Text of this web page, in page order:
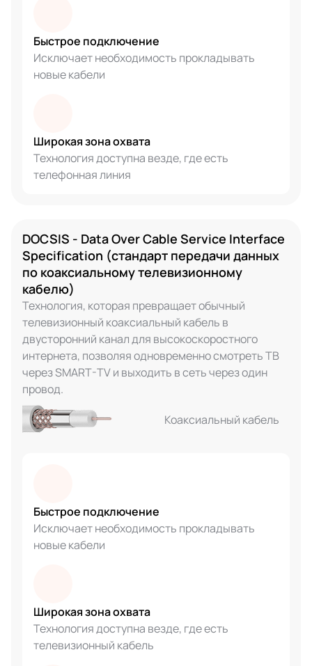
Быстрое подключение
Исключает необходимость прокладывать
новые кабели
Широкая зона охвата
Технология доступна везде, где есть
телефонная линия
DOCSIS - Data Over Cable Service Interface
Specification (стандарт передачи данных
по коаксиальному телевизионному
кабелю)
Технология, которая превращает обычный
телевизионный коаксиальный кабель в
двусторонний канал для высокоскоростного
интернета, позволяя одновременно смотреть ТВ
через SMART-TV и выходить в сеть через один
провод.
Коаксиальный кабель
Быстрое подключение
Исключает необходимость прокладывать
новые кабели
Широкая зона охвата
Технология доступна везде, где есть
телевизионный кабель